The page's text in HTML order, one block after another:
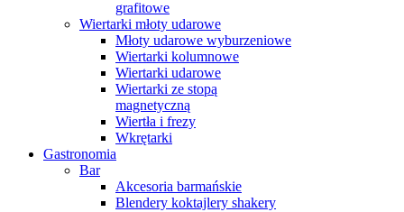
grafitowe
Wiertarki młoty udarowe
Młoty udarowe wyburzeniowe
Wiertarki kolumnowe
Wiertarki udarowe
Wiertarki ze stopą
magnetyczną
Wiertła i frezy
Wkrętarki
Gastronomia
Bar
Akcesoria barmańskie
Blendery koktajlery shakery